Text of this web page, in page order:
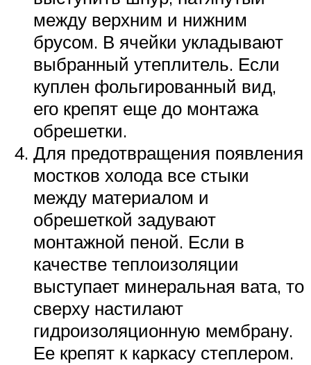
между верхним и нижним
брусом. В ячейки укладывают
выбранный утеплитель. Если
куплен фольгированный вид,
его крепят еще до монтажа
обрешетки.
Для предотвращения появления
мостков холода все стыки
между материалом и
обрешеткой задувают
монтажной пеной. Если в
качестве теплоизоляции
выступает минеральная вата, то
сверху настилают
гидроизоляционную мембрану.
Ее крепят к каркасу степлером.